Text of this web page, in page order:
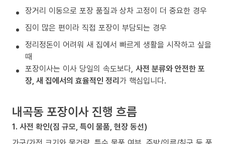
장거리 이동으로 포장 품질과 상차 고정이 더 중요한 경우
짐이 많은 편이라 직접 포장이 부담되는 경우
정리정돈이 어려워 새 집에서 빠르게 생활을 시작하고 싶을
때
포장이사는 이사 당일의 속도보다, 사전 분류와 안전한 포
장, 새 집에서의 효율적인 정리가 핵심입니다.
내곡동 포장이사 진행 흐름
1. 사전 확인(짐 규모, 특이 물품, 현장 동선)